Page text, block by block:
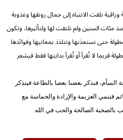
نلفت الانتباه إلى جمال رونقها وعذوبة
مئات السنين ولم نلتفت لها ولتأثيرها، وتكون
حتى نستعذبها ونتلذذ بمعانيها وفوائدها
فربما لا تُقرأ أو تُقرأ بدايتها فقط فيشعر
فنذكر بعضنا بعضا بالطاعة فيتذكر
فننمي العزيمة والإرادة والحماسة مع
بالصحبة الصالحة والحب في الله.